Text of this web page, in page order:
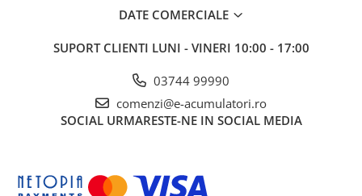
DATE COMERCIALE
SUPORT CLIENTI LUNI - VINERI 10:00 - 17:00
03744 99990
comenzi@e-acumulatori.ro
SOCIAL URMARESTE-NE IN SOCIAL MEDIA